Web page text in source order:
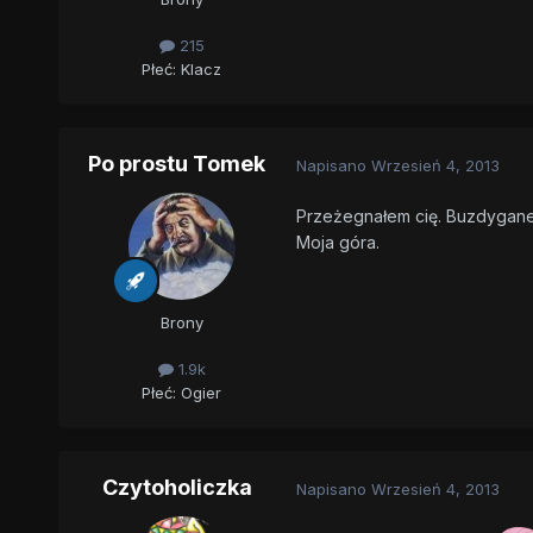
215
Płeć: Klacz
Po prostu Tomek
Brony
1.9k
Płeć: Ogier
Napisano Wrzesień 4, 2013
Przeżegnałem cię.
Moja góra.
Czytoholiczka Napisano Wrzesień 4, 2013